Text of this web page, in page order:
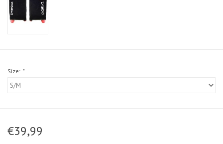
Size: *
€39,99